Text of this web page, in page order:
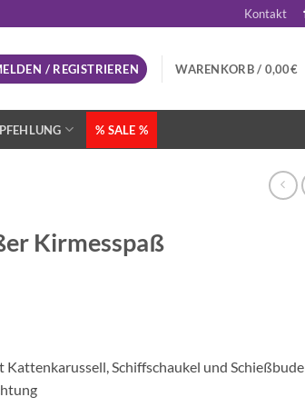
Kontakt
/ REGISTRIEREN WARENKORB / 0,00€
% SALE %
Kirmesspaß
Schiffschaukel und Schießbude